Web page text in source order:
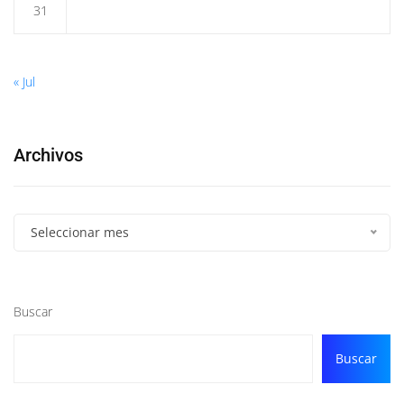
31
« Jul
Archivos
Seleccionar mes
Buscar
Buscar